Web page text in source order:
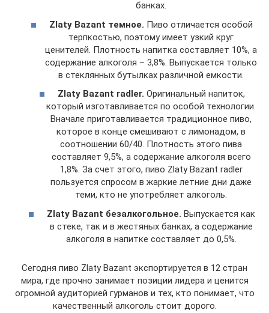
банках.
Zlaty Bazant темное. Пиво отличается особой
терпкостью, поэтому имеет узкий круг
ценителей. Плотность напитка составляет 10%, а
содержание алкоголя – 3,8%. Выпускается только
в стеклянных бутылках различной емкости.
Zlaty Bazant radler. Оригинальный напиток,
который изготавливается по особой технологии.
Вначале приготавливается традиционное пиво,
которое в конце смешивают с лимонадом, в
соотношении 60/40. Плотность этого пива
составляет 9,5%, а содержание алкоголя всего
1,8%. За счет этого, пиво Zlaty Bazant radler
пользуется спросом в жаркие летние дни даже
теми, кто не употребляет алкоголь.
Zlaty Bazant безалкогольное. Выпускается как
в стеке, так и в жестяных банках, а содержание
алкоголя в напитке составляет до 0,5%.
Сегодня пиво Zlaty Bazant экспортируется в 12 стран
мира, где прочно занимает позиции лидера и ценится
огромной аудиторией гурманов и тех, кто понимает, что
качественный алкоголь стоит дорого.